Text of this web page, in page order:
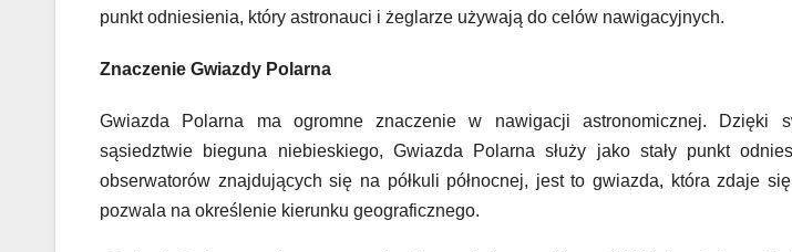
punkt odniesienia, który astronauci i żeglarze używają do celów nawigacyjnych.
Znaczenie Gwiazdy Polarna
Gwiazda Polarna ma ogromne znaczenie w nawigacji astronomicznej. Dzięki
sąsiedztwie bieguna niebieskiego, Gwiazda Polarna służy jako stały punkt
obserwatorów znajdujących się na półkuli północnej, jest to gwiazda, która zdaje
pozwala na określenie kierunku geograficznego.